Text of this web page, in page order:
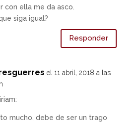
con ella me da asco.
siga igual?
Responder
el 11 abril, 2018 a las
mucho, debe de ser un trago